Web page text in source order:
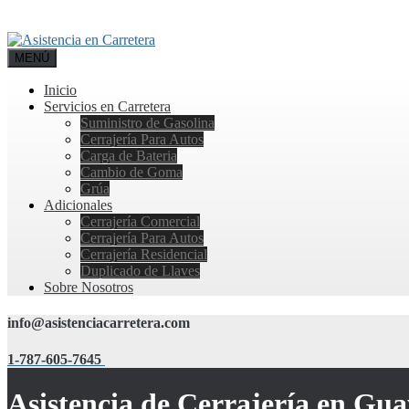
MENÚ
Inicio
Servicios en Carretera
Suministro de Gasolina
Cerrajería Para Autos
Carga de Bateria
Cambio de Goma
Grúa
Adicionales
Cerrajería Comercial
Cerrajería Para Autos
Cerrajería Residencial
Duplicado de Llaves
Sobre Nosotros
info@asistenciacarretera.com
1-787-605-7645